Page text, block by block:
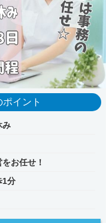
イント
み
お任せ！
分